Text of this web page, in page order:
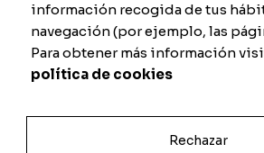
Al ser un diseño único y 100%
equipo de diseñadores trabajará
Card sea de la máxima calidad
¿Podré ver como queda mi
información recogida de tus
navegación (por ejemplo, las
Para obtener más información
política de cookies
Rechazar